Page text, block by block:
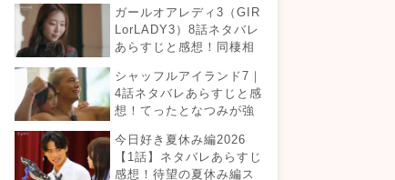
ルは生まれる？
ガールオアレディ3（GIR
LorLADY3）8話ネタバレ
あらすじと感想！同棲相
気持ちの変化は…？
シャッフルアイランド7｜
4話ネタバレあらすじと感
想！てったとなつみが強
カップル誕生！？
今日好き夏休み編2026
【1話】ネタバレあらすじ
感想！待望の夏休み編ス